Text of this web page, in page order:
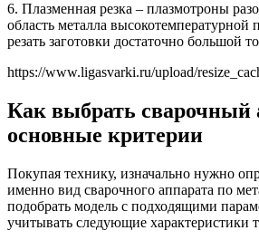
6. Плазменная резка – плазмотроны
область металла высокотемпературной
резать заготовки достаточно большой
https://www.ligasvarki.ru/upload/
Как выбрать сварочный
основные критерии
Покупая технику, изначально нужно
именно вид сварочного аппарата по
подобрать модель с подходящими
учитывать следующие характеристики